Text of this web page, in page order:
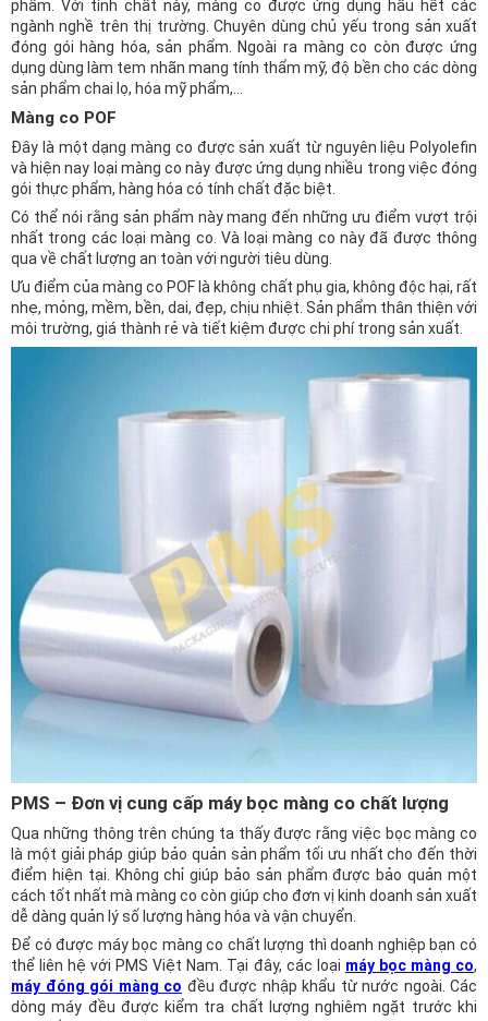
phẩm. Với tính chất này, màng co được ứng dụng hầu hết các
ngành nghề trên thị trường. Chuyên dùng chủ yếu trong sản xuất
đóng gói hàng hóa, sản phẩm. Ngoài ra màng co còn được ứng
dụng dùng làm tem nhãn mang tính thẩm mỹ, độ bền cho các dòng
sản phẩm chai lọ, hóa mỹ phẩm,…
Màng co POF
Đây là một dạng màng co được sản xuất từ nguyên liệu Polyolefin
và hiện nay loại màng co này được ứng dụng nhiều trong việc đóng
gói thực phẩm, hàng hóa có tính chất đặc biệt.
Có thể nói rằng sản phẩm này mang đến những ưu điểm vượt trội
nhất trong các loại màng co. Và loại màng co này đã được thông
qua về chất lượng an toàn với người tiêu dùng.
Ưu điểm của màng co POF là không chất phụ gia, không độc hại, rất
nhẹ, mỏng, mềm, bền, dai, đẹp, chịu nhiệt. Sản phẩm thân thiện với
môi trường, giá thành rẻ và tiết kiệm được chi phí trong sản xuất.
PMS – Đơn vị cung cấp máy bọc màng co chất lượng
Qua những thông trên chúng ta thấy được rằng việc bọc màng co
là một giải pháp giúp bảo quản sản phẩm tối ưu nhất cho đến thời
điểm hiện tại. Không chỉ giúp bảo sản phẩm được bảo quản một
cách tốt nhất mà màng co còn giúp cho đơn vị kinh doanh sản xuất
dễ dàng quản lý số lượng hàng hóa và vận chuyển.
Để có được máy bọc màng co chất lượng thì doanh nghiệp bạn có
thể liên hệ với PMS Việt Nam. Tại đây, các loại máy bọc màng co,
máy đóng gói màng co đều được nhập khẩu từ nước ngoài. Các
dòng máy đều được kiểm tra chất lượng nghiêm ngặt trước khi